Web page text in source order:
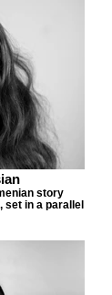
story
set in a parallel